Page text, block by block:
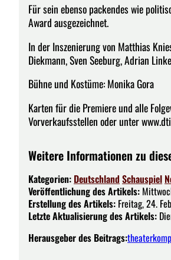
Für sein ebenso packendes wie
Award ausgezeichnet.
In der Inszenierung von Matthias
Diekmann, Sven Seeburg, Adrian
Bühne und Kostüme: Monika Gora
Karten für die Premiere und alle
Vorverkaufsstellen oder unter
Weitere Informationen zu
Kategorien: Deutschland Schauspiel
Veröffentlichung des Artikels:
Erstellung des Artikels: Freitag, 24.
Letzte Aktualisierung des Artikels:
Herausgeber des Beitrags: